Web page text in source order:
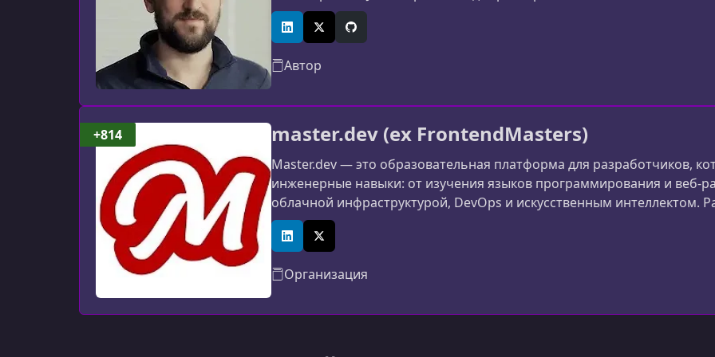
Snowflake, LinkedIn, Microsoft и Reddit. Брайан обладает острым
сервисы. Вне работы Брайан заканчивае
LinkedInX (Twitter)GitHub
Автор
master.dev (ex FrontendMasters)
Master.dev — это образовательная платформа для разработчиков,
инженерные навыки: от изучения языков программирования и веб-
облачной инфраструктурой, DevOps и искусственным интеллектом.
платформа расширила фокус и теперь обучает разработчиков всему
LinkedInX (Twitter)
Организация
+814